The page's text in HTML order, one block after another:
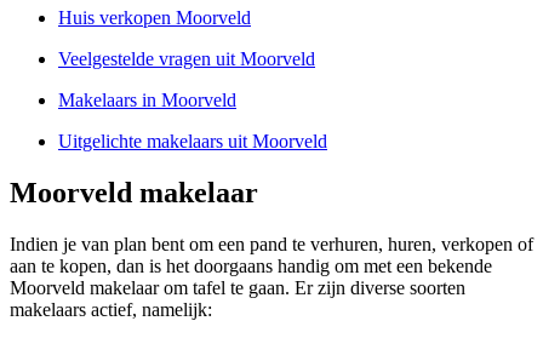
Huis verkopen Moorveld
Veelgestelde vragen uit Moorveld
Makelaars in Moorveld
Uitgelichte makelaars uit Moorveld
Moorveld makelaar
Indien je van plan bent om een pand te verhuren, huren, verkopen of
aan te kopen, dan is het doorgaans handig om met een bekende
Moorveld makelaar om tafel te gaan. Er zijn diverse soorten
makelaars actief, namelijk: